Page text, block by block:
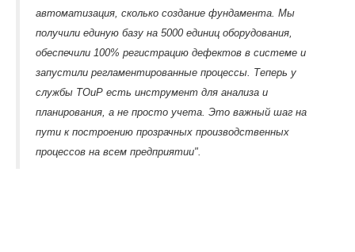
автоматизация, сколько создание фундамента. Мы
получили единую базу на 5000 единиц оборудования,
обеспечили 100% регистрацию дефектов в системе и
запустили регламентированные процессы. Теперь у
службы ТОиР есть инструмент для анализа и
планирования, а не просто учета. Это важный шаг на
пути к построению прозрачных производственных
процессов на всем предприятии".